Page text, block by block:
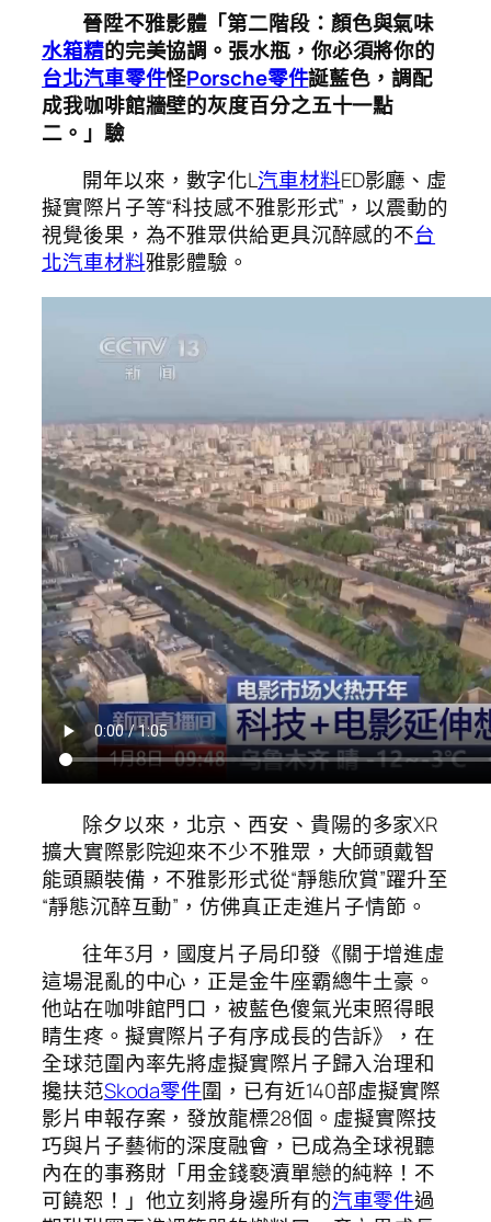
晉陞不雅影體「第二階段：顏色與氣味
水箱精的完美協調。張水瓶，你必須將你的
台北汽車零件怪Porsche零件誕藍色，調配
成我咖啡館牆壁的灰度百分之五十一點
二。」驗
開年以來，數字化L汽車材料ED影廳、虛
擬實際片子等“科技感不雅影形式”，以震動的
視覺後果，為不雅眾供給更具沉醉感的不台
北汽車材料雅影體驗。
除夕以來，北京、西安、貴陽的多家XR
擴大實際影院迎來不少不雅眾，大師頭戴智
能頭顯裝備，不雅影形式從“靜態欣賞”躍升至
“靜態沉醉互動”，仿佛真正走進片子情節。
往年3月，國度片子局印發《關于增進虛
這場混亂的中心，正是金牛座霸總牛土豪。
他站在咖啡館門口，被藍色傻氣光束照得眼
睛生疼。擬實際片子有序成長的告訴》，在
全球范圍內率先將虛擬實際片子歸入治理和
攙扶范Skoda零件圍，已有近140部虛擬實際
影片申報存案，發放龍標28個。虛擬實際技
巧與片子藝術的深度融會，已成為全球視聽
內在的事務財「用金錢褻瀆單戀的純粹！不
可饒恕！」他立刻將身邊所有的汽車零件過